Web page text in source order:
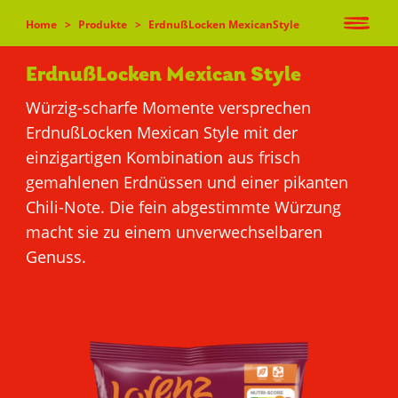
Direkt
zum
Inhalt
Home Produkte ErdnußLocken MexicanStyleUser
account
menu
Main
navigation
UNSERE
MARKEN
UNSERE WERTE
ErdnußLocken Mexican Style
Würzig-scharfe Momente versprechen
ErdnußLocken Mexican Style mit der
einzigartigen Kombination aus frisch
gemahlenen Erdnüssen und einer pikanten
Chili-Note. Die fein abgestimmte Würzung
macht sie zu einem unverwechselbaren
Genuss.